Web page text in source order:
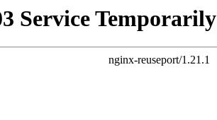
Service
nginx-reuseport/1.21.1